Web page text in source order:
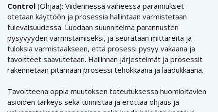
Control (Ohjaa): Viidennessä vaiheessa parannukset
otetaan käyttöön ja prosessia hallintaan varmistetaan
tulevaisuudessa. Luodaan suunnitelma parannusten
pysyvyyden varmistamiseksi, ja seurataan mittareita ja
tuloksia varmistaakseen, että prosessi pysyy vakaana ja
tavoitteet saavutetaan. Hallinnan järjestelmät ja prosessit
rakennetaan pitämään prosessi tehokkaana ja laadukkaana.
Tavoitteena oppia muutoksen toteutuksessa huomioitavien
asioiden tärkeys sekä tunnistaa ja erottaa ohjaus ja